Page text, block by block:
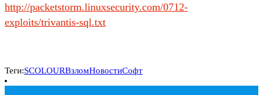
http://packetstorm.linuxsecurity.com/0712-
exploits/trivantis-sql.txt
Теги:SCOLOURВзломНовостиСофт